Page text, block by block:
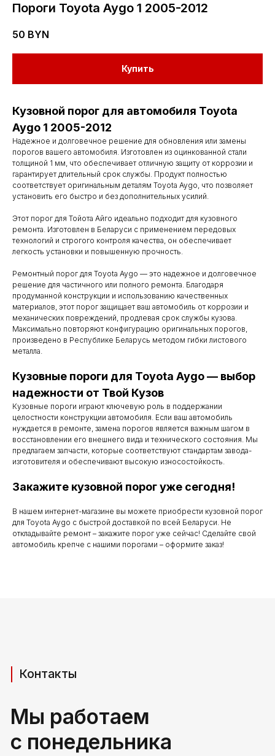
Пороги Toyota Aygo 1 2005-2012
50 BYN
Купить
Кузовной порог для автомобиля Toyota
Aygo 1 2005-2012
Надежное и долговечное решение для обновления или замены
порогов вашего автомобиля. Изготовлен из оцинкованной стали
толщиной 1 мм, что обеспечивает отличную защиту от коррозии и
гарантирует длительный срок службы. Продукт полностью
соответствует оригинальным деталям Toyota Aygo, что позволяет
установить его быстро и без дополнительных усилий.
Этот порог для Тойота Айго идеально подходит для кузовного
ремонта. Изготовлен в Беларуси с применением передовых
технологий и строгого контроля качества, он обеспечивает
легкость установки и повышенную прочность.
Ремонтный порог для Toyota Aygo — это надежное и долговечное
решение для частичного или полного ремонта. Благодаря
продуманной конструкции и использованию качественных
материалов, этот порог защищает ваш автомобиль от коррозии и
механических повреждений, продлевая срок службы кузова.
Максимально повторяют конфигурацию оригинальных порогов,
произведено в Республике Беларусь методом гибки листового
металла.
Кузовные пороги для Toyota Aygo — выбор
надежности от Твой Кузов
Кузовные пороги играют ключевую роль в поддержании
целостности конструкции автомобиля. Если ваш автомобиль
нуждается в ремонте, замена порогов является важным шагом в
восстановлении его внешнего вида и технического состояния. Мы
предлагаем запчасти, которые соответствуют стандартам завода-
изготовителя и обеспечивают высокую износостойкость.
Закажите кузовной порог уже сегодня!
В нашем интернет-магазине вы можете приобрести кузовной порог
для Toyota Aygo с быстрой доставкой по всей Беларуси. Не
откладывайте ремонт – закажите порог уже сейчас! Сделайте свой
автомобиль крепче с нашими порогами – оформите заказ!
+37529 231 88 27
+37529 201 36 27
Адрес производства (самовывоз)
г. Береза, ул Свердлова 165ж
Мы работаем
с понедельника
по субботу с 9.00
до 20.00